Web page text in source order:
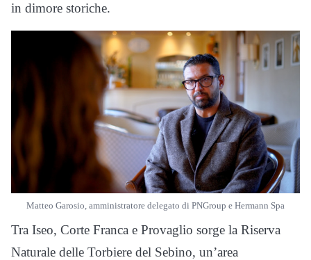
in dimore storiche.
Matteo Garosio, amministratore delegato di PNGroup e Hermann Spa
Tra Iseo, Corte Franca e Provaglio sorge la Riserva
Naturale delle Torbiere del Sebino, un’area